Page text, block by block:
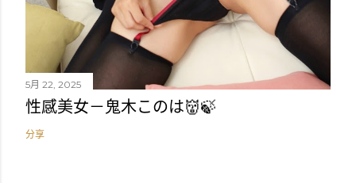
5月 22, 2025
性感美女－鬼木このは👹🍃
分享